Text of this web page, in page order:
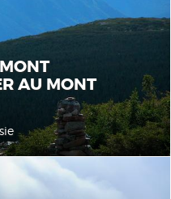
AU MONT